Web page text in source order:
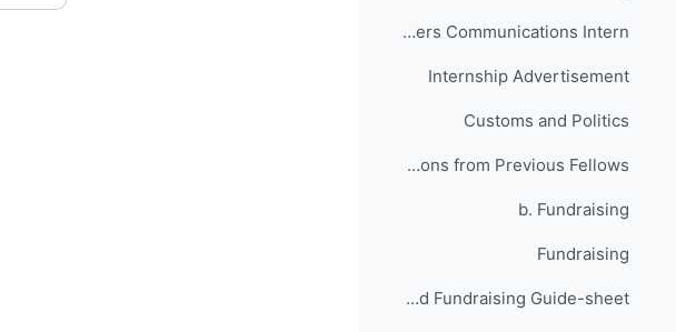
Your JusticeMakers Communications Intern
Internship Advertisement
Customs and Politics
Raising Awareness for your Project - Lessons from Previous Fellows
b. Fundraising
Fundraising
Grant Writing and Fundraising Guide-sheet